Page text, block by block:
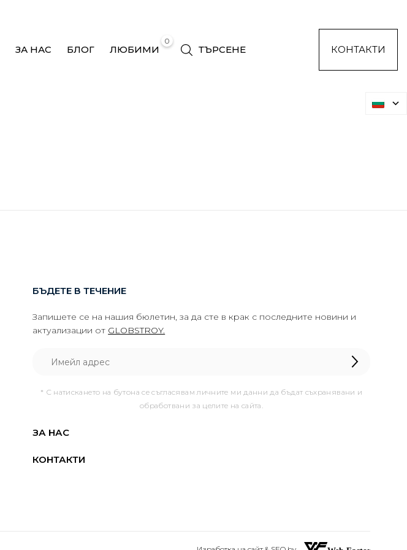
ЗА НАС БЛОГ
0
ЛЮБИМИ ТЪРСЕНЕ КОНТАКТИ
ЗА НАС
КОНТАКТИ
БЪДЕТЕ В ТЕЧЕНИЕ
Запишете се на нашия бюлетин, за да сте в крак с последните новини и
актуализации от GLOBSTROY.
* С натискането на бутона се съгласявам личните ми данни да бъдат съхранявани и
обработвани за целите на сайта.